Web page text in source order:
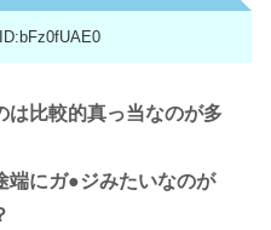
ID:bFz0fUAE0
は比較的真っ当なのが多
端にガ●ジみたいなのが